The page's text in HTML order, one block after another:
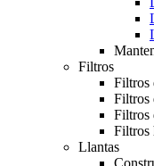
Filtros
Filtros
Filtros
Filtros
Filtros
Llantas